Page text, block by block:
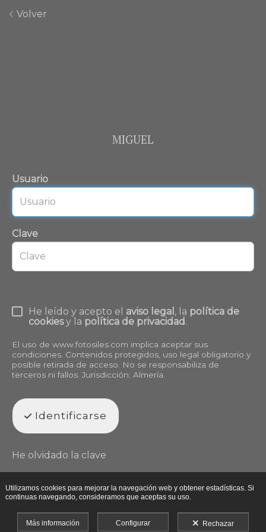
Volver
MIGUEL
Usuario
Clave
He leído y acepto el aviso legal , la política de
cookiesy la política de privacidad.
El uso de www.fotosiles.com implica aceptar sus
condiciones. Contenidos protegidos, uso legal obligatorio y
posible retirada de acceso. No se responsabiliza de
terceros ni fallos. Jurisdicción: Almería.
Identificarse
He olvidado la clave
Utilizamos cookies para mejorar la navegación web y obtener estadísticas. Si
continuas navegando, consideramos que aceptas su uso.
Más información Configurar Rechazar